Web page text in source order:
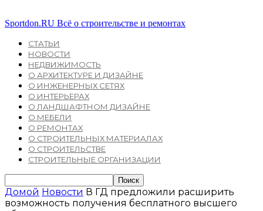
Sportdon.RU Всё о строительстве и ремонтах
СТАТЬИ
НОВОСТИ
НЕДВИЖИМОСТЬ
О АРХИТЕКТУРЕ И ДИЗАЙНЕ
О ИНЖЕНЕРНЫХ СЕТЯХ
О ИНТЕРЬЕРАХ
О ЛАНДШАФТНОМ ДИЗАЙНЕ
О МЕБЕЛИ
О РЕМОНТАХ
О СТРОИТЕЛЬНЫХ МАТЕРИАЛАХ
О СТРОИТЕЛЬСТВЕ
СТРОИТЕЛЬНЫЕ ОРГАНИЗАЦИИ
Домой Новости В ГД предложили расширить
возможность получения бесплатного высшего